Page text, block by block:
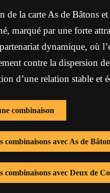
de la carte As de Bâtons
marqué par une forte
dynamique, où
contre la dispersion
d’une relation stable et
combinaison
combinaisons avec As de
combinaisons avec Deux de